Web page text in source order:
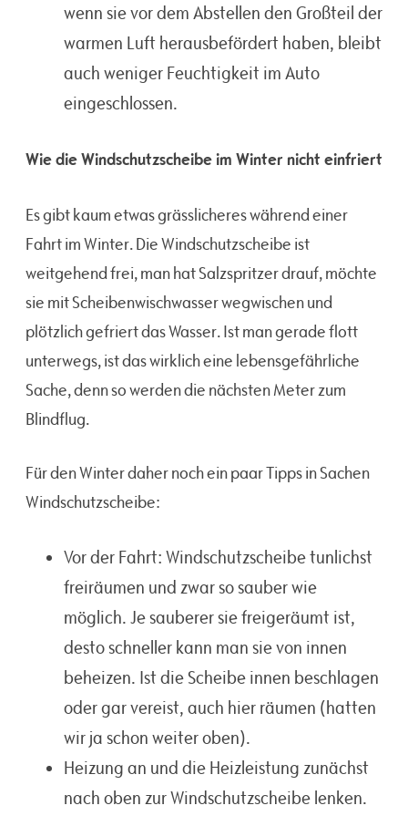
wenn sie vor dem Abstellen den Großteil der
warmen Luft herausbefördert haben, bleibt
auch weniger Feuchtigkeit im Auto
eingeschlossen.
Wie die Windschutzscheibe im Winter nicht einfriert
Es gibt kaum etwas grässlicheres während einer
Fahrt im Winter. Die Windschutzscheibe ist
weitgehend frei, man hat Salzspritzer drauf, möchte
sie mit Scheibenwischwasser wegwischen und
plötzlich gefriert das Wasser. Ist man gerade flott
unterwegs, ist das wirklich eine lebensgefährliche
Sache, denn so werden die nächsten Meter zum
Blindflug.
Für den Winter daher noch ein paar Tipps in Sachen
Windschutzscheibe:
Vor der Fahrt: Windschutzscheibe tunlichst
freiräumen und zwar so sauber wie
möglich. Je sauberer sie freigeräumt ist,
desto schneller kann man sie von innen
beheizen. Ist die Scheibe innen beschlagen
oder gar vereist, auch hier räumen (hatten
wir ja schon weiter oben).
Heizung an und die Heizleistung zunächst
nach oben zur Windschutzscheibe lenken.